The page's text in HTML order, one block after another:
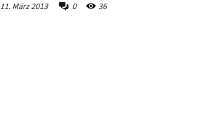
11. März 2013
0 36